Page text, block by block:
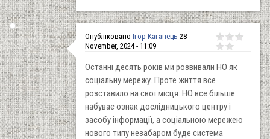
Опубліковано Ігор Каганець 28
November, 2024 - 11:09
Останні десять років ми розвивали НО як
соціальну мережу. Проте життя все
розставило на свої місця: НО все більше
набуває ознак дослідницького центру і
засобу інформації, а соціальною мережею
нового типу незабаром буде система